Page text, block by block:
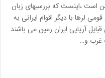
است ،اینست که بررسیهای زبان
لرها با دیگر اقوام ایرانی به
آریایی ایران زمین می باشند
غرب و…